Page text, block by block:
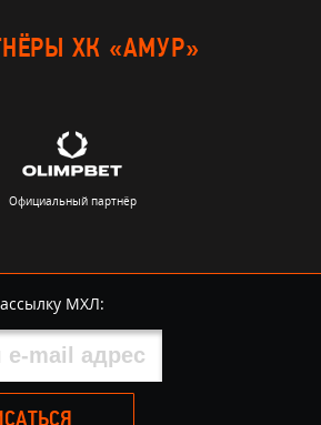
ХК «АМУР»
Официальный партнёр
МХЛ: